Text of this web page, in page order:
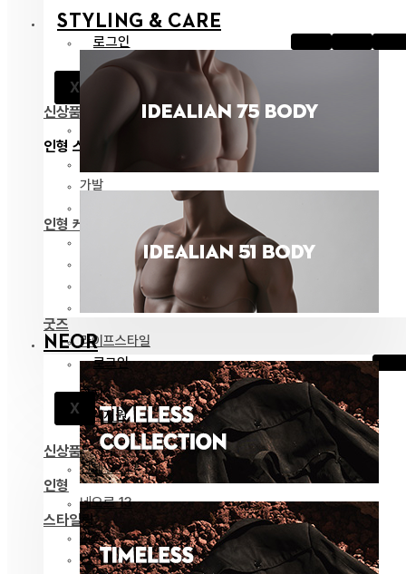
STYLING & CARE
로그인
X
공지
신상품
전체 보기
인형 스타일링
가발
인형 케어
메이크업용품
커스텀용품
굿즈
라이프스타일
NEOR
로그인
X
공지
고객지원
신상품
전체 보기
인형
네오르 13
스타일링
파츠
안구